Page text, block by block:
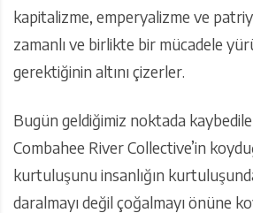
kapitalizme, emperyalizme ve
zamanlı ve birlikte bir mücadele
gerektiğinin altını çizerler.
Bugün geldiğimiz noktada
Combahee River Collective’in
kurtuluşunu insanlığın
daralmayı değil çoğalmayı önüne